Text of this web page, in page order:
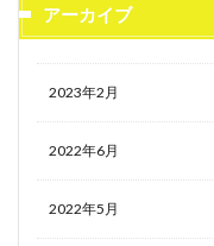
アーカイブ
2023年2月
2022年6月
2022年5月